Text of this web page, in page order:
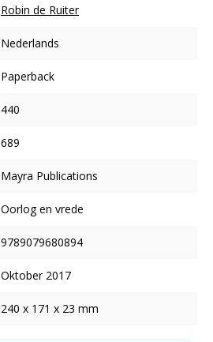
Robin de Ruiter
Nederlands
Paperback
440
689
Mayra Publications
Oorlog en vrede
9789079680894
Oktober 2017
240 x 171 x 23 mm